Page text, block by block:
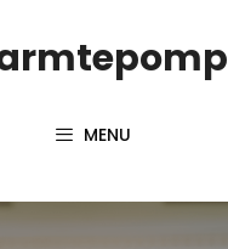
MENU